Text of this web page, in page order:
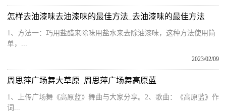
怎样去油漆味去油漆味的最佳方法_去油漆味的最佳方法
1、方法一：巧用盐醋来除味用盐水来去除油漆味，这种方法使用简
单，...
2023/02/09
周思萍广场舞大草原_周思萍广场舞高原蓝
1、上传广场舞《高原蓝》舞曲与大家分享。2、歌曲：《高原蓝》作
词...